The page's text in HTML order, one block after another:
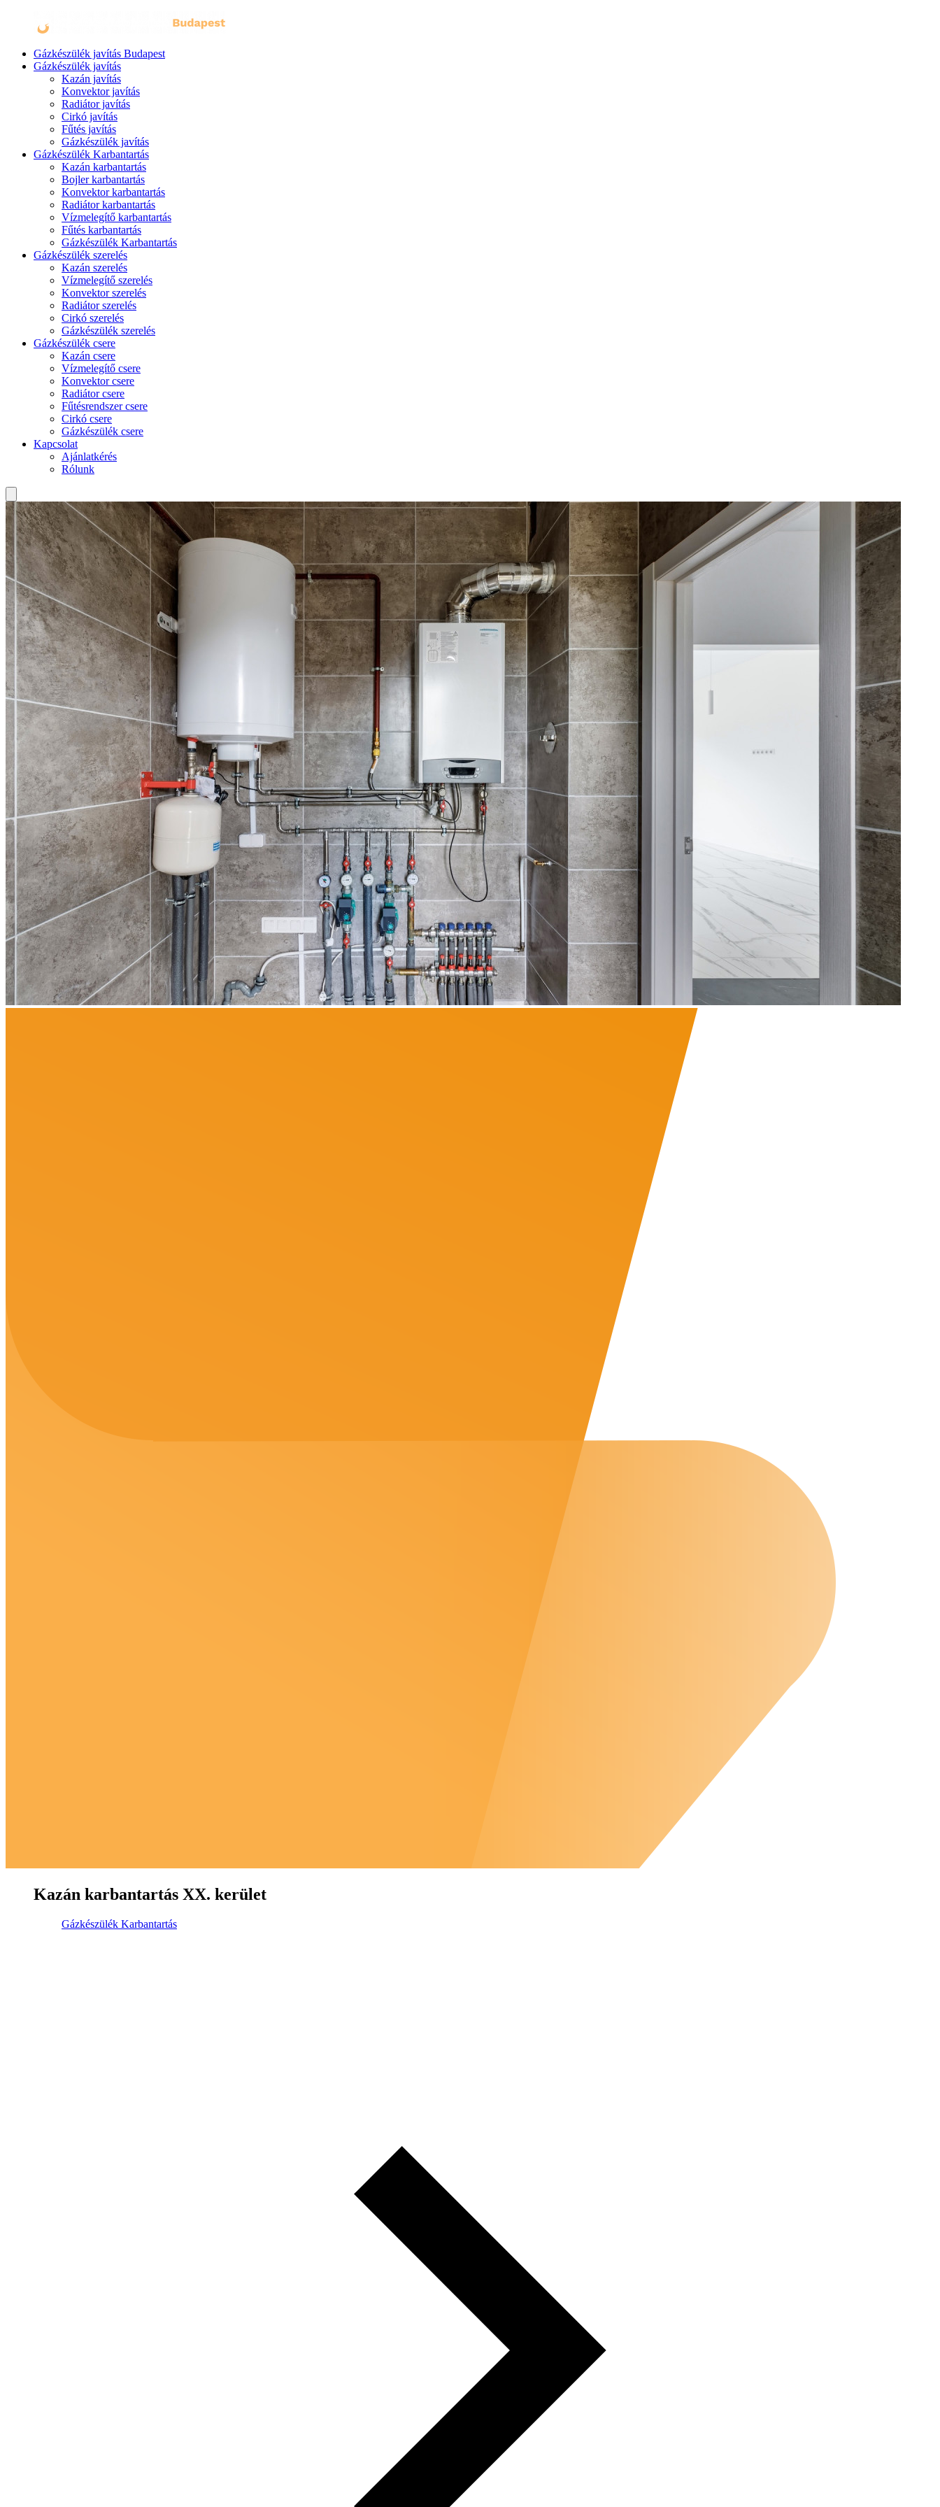
Gázkészülék javítás Budapest
Gázkészülék javítás
Kazán javítás
Konvektor javítás
Radiátor javítás
Cirkó javítás
Fűtés javítás
Gázkészülék javítás
Gázkészülék Karbantartás
Kazán karbantartás
Bojler karbantartás
Konvektor karbantartás
Radiátor karbantartás
Vízmelegítő karbantartás
Fűtés karbantartás
Gázkészülék Karbantartás
Gázkészülék szerelés
Kazán szerelés
Vízmelegítő szerelés
Konvektor szerelés
Radiátor szerelés
Cirkó szerelés
Gázkészülék szerelés
Gázkészülék csere
Kazán csere
Vízmelegítő csere
Konvektor csere
Radiátor csere
Fűtésrendszer csere
Cirkó csere
Gázkészülék csere
Kapcsolat
Ajánlatkérés
Rólunk
Kazán karbantartás XX. kerület
Gázkészülék Karbantartás